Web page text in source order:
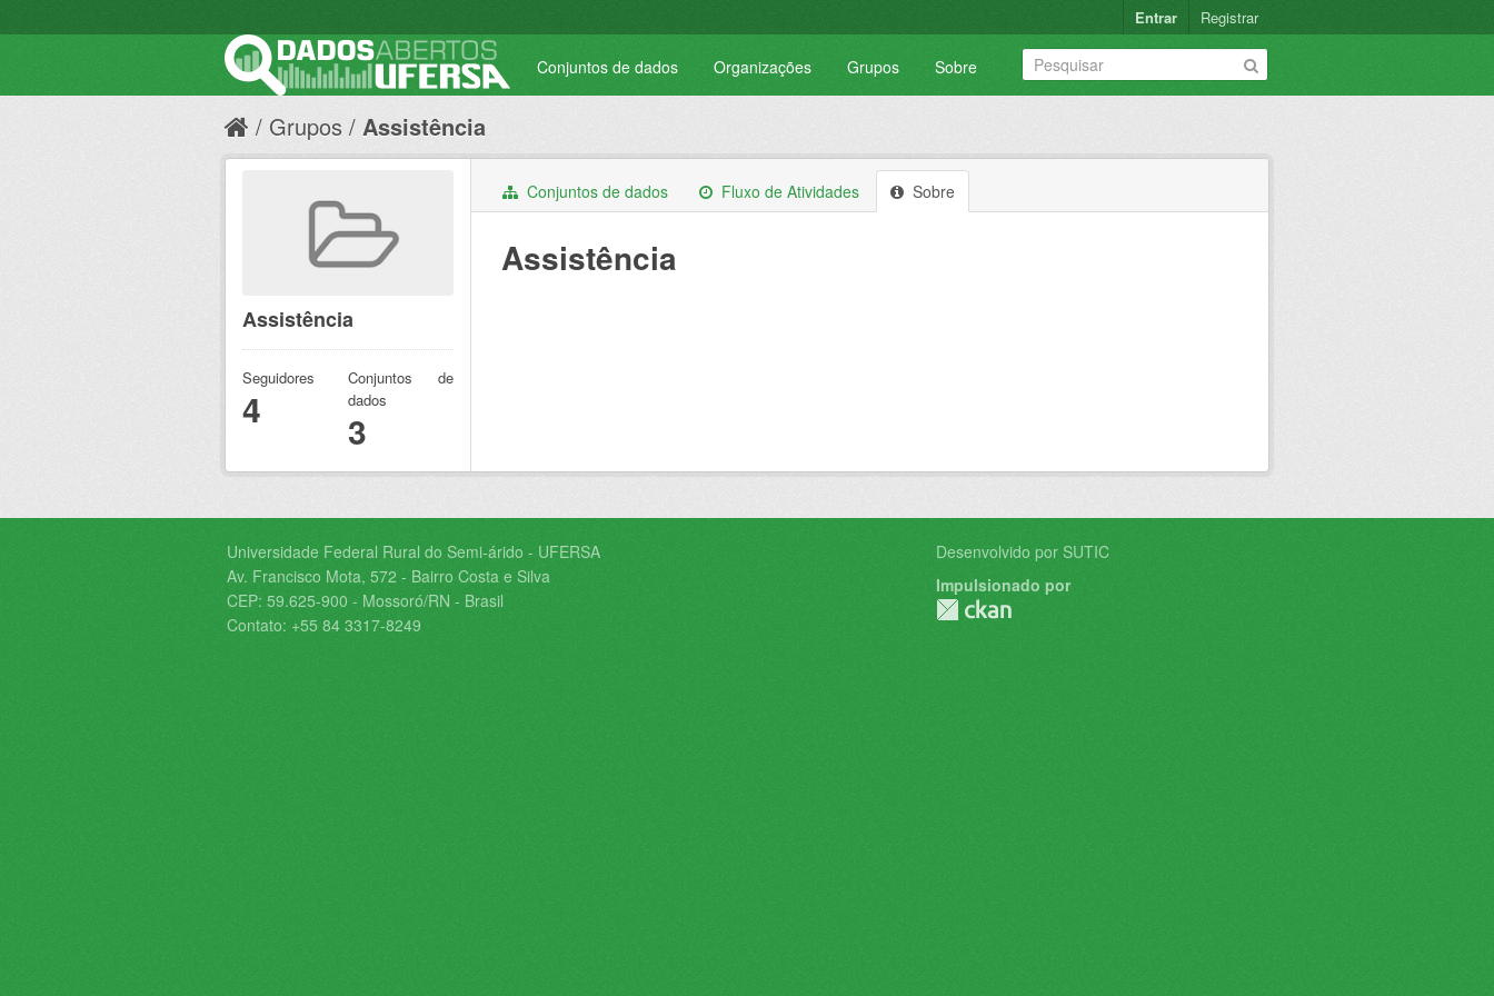
Entrar Registrar
Conjuntos de dados Organizações Grupos Sobre
Grupos Assistência
Conjuntos de dados Fluxo de Atividades Sobre
Assistência
Assistência
Seguidores
4
Conjuntos de
dados
3
Universidade Federal Rural do Semi-árido - UFERSA
Av. Francisco Mota, 572 - Bairro Costa e Silva
CEP: 59.625-900 - Mossoró/RN - Brasil
Contato: +55 84 3317-8249
Desenvolvido por SUTIC
Impulsionado por